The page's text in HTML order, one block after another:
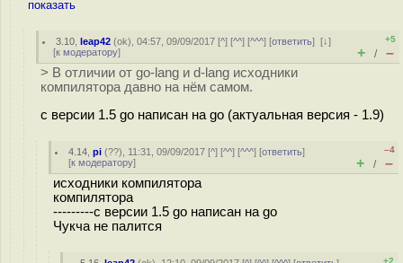
показать
3.10 ,leap42 (ok), 04:57, 09/09/2017 [^] [^^] [^^^] [ответить][↓]
[к модератору]
+5
+ / –
> В отличии от go-lang и d-lang исходники
компилятора давно на нём самом.
с версии 1.5 go написан на go (актуальная версия - 1.9)
4.14 ,pi (??), 11:31, 09/09/2017 [^] [^^] [^^^] [ответить]
[к модератору]
–4
+ / –
исходники компилятора
компилятора
---------с версии 1.5 go написан на go
Чукча не палится
+2